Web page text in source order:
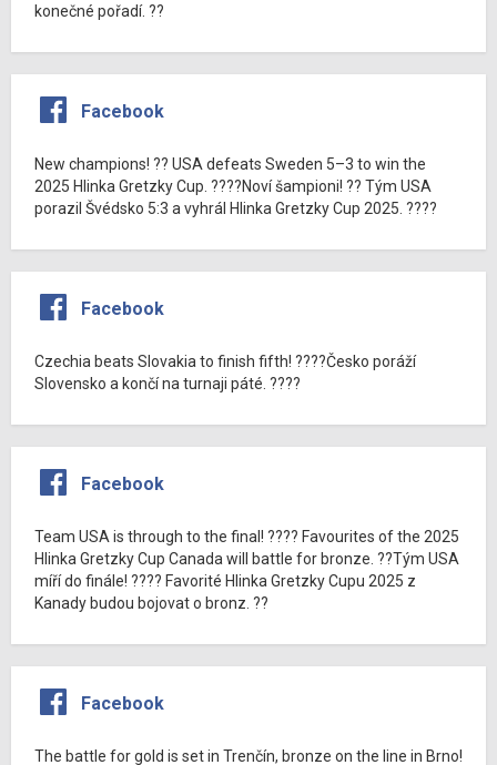
konečné pořadí. ??
Facebook
New champions! ?? USA defeats Sweden 5–3 to win the
2025 Hlinka Gretzky Cup. ????Noví šampioni! ?? Tým USA
porazil Švédsko 5:3 a vyhrál Hlinka Gretzky Cup 2025. ????
Facebook
Czechia beats Slovakia to finish fifth! ????Česko poráží
Slovensko a končí na turnaji páté. ????
Facebook
Team USA is through to the final! ???? Favourites of the 2025
Hlinka Gretzky Cup Canada will battle for bronze. ??Tým USA
míří do finále! ???? Favorité Hlinka Gretzky Cupu 2025 z
Kanady budou bojovat o bronz. ??
Facebook
The battle for gold is set in Trenčín, bronze on the line in Brno!